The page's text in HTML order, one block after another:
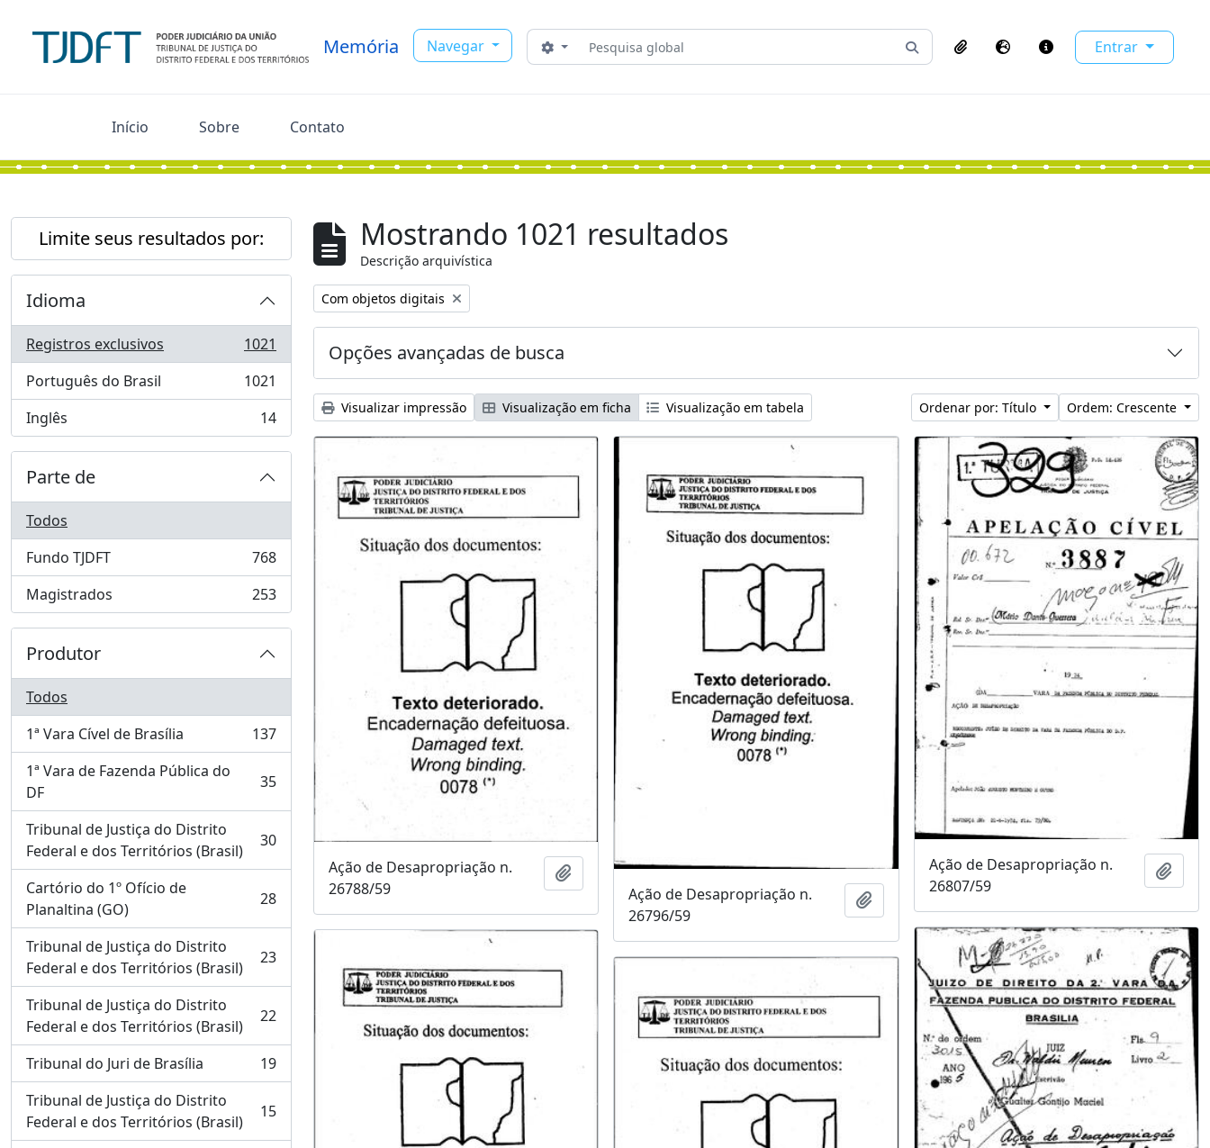
Memória Navegar Buscar
Opções de busca Busque na página de navegação
ClipboardIdioma Atalhos Entrar
Início Sobre Contato
Limite seus resultados por:
Idioma
Registros exclusivos
, 1021 resultados
1021
Português do Brasil
, 1021 resultados
1021
Inglês
, 14 resultados 14
Parte de
Todos
Fundo TJDFT
, 768 resultados
768
Magistrados
, 253 resultados 253
Produtor
Todos
1ª Vara Cível de Brasília
, 137 resultados
137
1ª Vara de Fazenda Pública do
DF
, 35 resultados 35
Tribunal de Justiça do Distrito
Federal e dos Territórios (Brasil)
, 30 resultados 30
Cartório do 1º Ofício de
Planaltina (GO)
, 28 resultados 28
Tribunal de Justiça do Distrito
Federal e dos Territórios (Brasil)
, 23 resultados 23
Tribunal de Justiça do Distrito
Federal e dos Territórios (Brasil)
, 22 resultados 22
Tribunal do Juri de Brasília
, 19 resultados
19
Tribunal de Justiça do Distrito
Federal e dos Territórios (Brasil)
, 15 resultados 15
Mostrando 1021 resultados
Descrição arquivística
Remover filtro:
Com objetos digitais
Opções avançadas de busca
Visualizar impressão Visualização em ficha Visualização em tabela Ordenar por: Título Ordem: Crescente
Ação de Desapropriação n.
26788/59
Adicionar a área de transferência
Ação de Desapropriação n.
26796/59
Adicionar a área de transferência
Ação de Desapropriação n.
26807/59